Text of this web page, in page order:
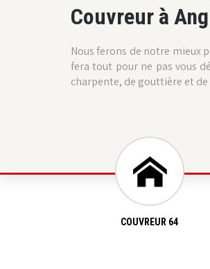
Couvreur à
Nous ferons de notre mieux
fera tout pour ne pas vous
charpente, de gouttière et
COUVREUR 64